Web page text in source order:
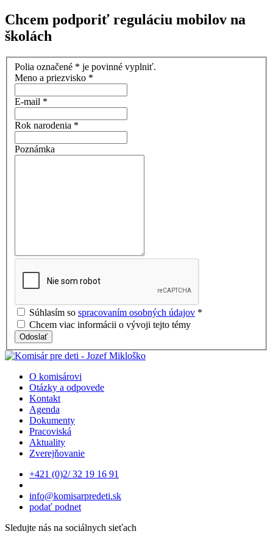
Chcem podporiť reguláciu mobilov na
školách
Polia označené * je povinné vyplniť.
Meno a priezvisko *
E-mail *
Rok narodenia *
Poznámka
Súhlasím so spracovaním osobných údajov *
Chcem viac informácii o vývoji tejto témy
Odoslať
O komisárovi
Otázky a odpovede
Kontakt
Agenda
Dokumenty
Pracoviská
Aktuality
Zverejňovanie
+421 (0)2/ 32 19 16 91
info@komisarpredeti.sk
podať podnet
Sledujte nás na sociálnych sieťach